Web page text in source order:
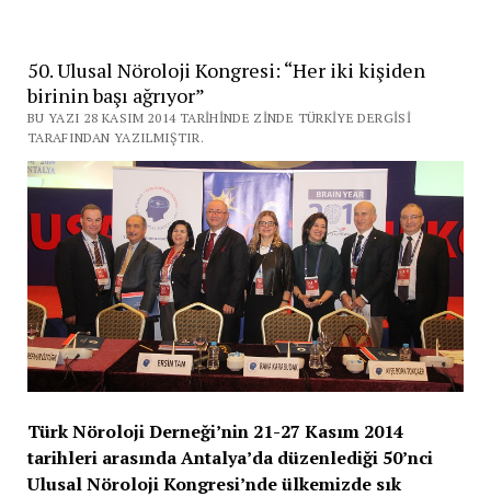
50. Ulusal Nöroloji Kongresi: “Her iki kişiden
birinin başı ağrıyor”
BU YAZI 28 KASIM 2014 TARIHINDE ZINDE TÜRKIYE DERGISI
TARAFINDAN YAZILMIŞTIR.
Türk Nöroloji Derneği’nin 21-27 Kasım 2014
tarihleri arasında Antalya’da düzenlediği 50’nci
Ulusal Nöroloji Kongresi’nde ülkemizde sık